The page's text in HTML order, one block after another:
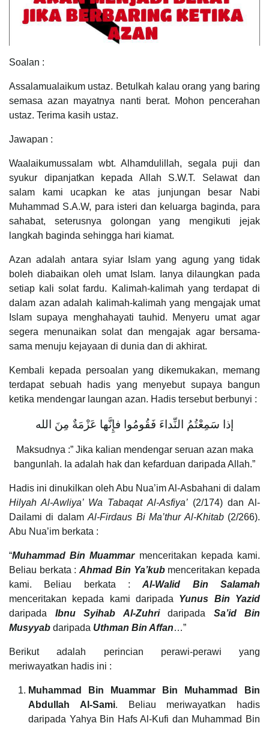
Soalan :
Assalamualaikum ustaz. Betulkah kalau orang yang baring
semasa azan mayatnya nanti berat. Mohon pencerahan
ustaz. Terima kasih ustaz.
Jawapan :
Waalaikumussalam wbt. Alhamdulillah, segala puji dan
syukur dipanjatkan kepada Allah S.W.T. Selawat dan
salam kami ucapkan ke atas junjungan besar Nabi
Muhammad S.A.W, para isteri dan keluarga baginda, para
sahabat, seterusnya golongan yang mengikuti jejak
langkah baginda sehingga hari kiamat.
Azan adalah antara syiar Islam yang agung yang tidak
boleh diabaikan oleh umat Islam. Ianya dilaungkan pada
setiap kali solat fardu. Kalimah-kalimah yang terdapat di
dalam azan adalah kalimah-kalimah yang mengajak umat
Islam supaya menghahayati tauhid. Menyeru umat agar
segera menunaikan solat dan mengajak agar bersama-
sama menuju kejayaan di dunia dan di akhirat.
Kembali kepada persoalan yang dikemukakan, memang
terdapat sebuah hadis yang menyebut supaya bangun
ketika mendengar laungan azan. Hadis tersebut berbunyi :
إذا سَمِعْتُمُ النِّداءَ فَقُومُوا فإِنَّها عَزْمَةٌ مِنَ الله
Maksudnya :” Jika kalian mendengar seruan azan maka
bangunlah. Ia adalah hak dan kefarduan daripada Allah.”
Hadis ini dinukilkan oleh Abu Nua’im Al-Asbahani di dalam
Hilyah Al-Awliya’ Wa Tabaqat Al-Asfiya’(2/174) dan Al-
Dailami di dalamAl-Firdaus Bi Ma’thur Al-Khitab(2/266).
Abu Nua’im berkata :
“Muhammad Bin Muammarmenceritakan kepada kami.
Beliau berkata :Ahmad Bin Ya’kubmenceritakan kepada
kami. Beliau berkata :Al-Walid Bin Salamah
menceritakan kepada kami daripada Yunus Bin Yazid
daripada Ibnu Syihab Al-Zuhridaripada Sa’id Bin
Musyyab daripada Uthman Bin Affan…”
Berikut adalah perincian perawi-perawi yang
meriwayatkan hadis ini :
Muhammad Bin Muammar Bin Muhammad Bin
Abdullah Al-Sami. Beliau meriwayatkan hadis
daripada Yahya Bin Hafs Al-Kufi dan Muhammad Bin